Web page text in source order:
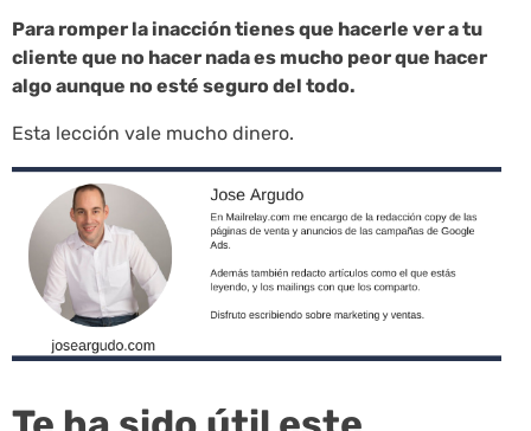
Para romper la inacción tienes que hacerle ver a tu
cliente que no hacer nada es mucho peor que hacer
algo aunque no esté seguro del todo.
Esta lección vale mucho dinero.